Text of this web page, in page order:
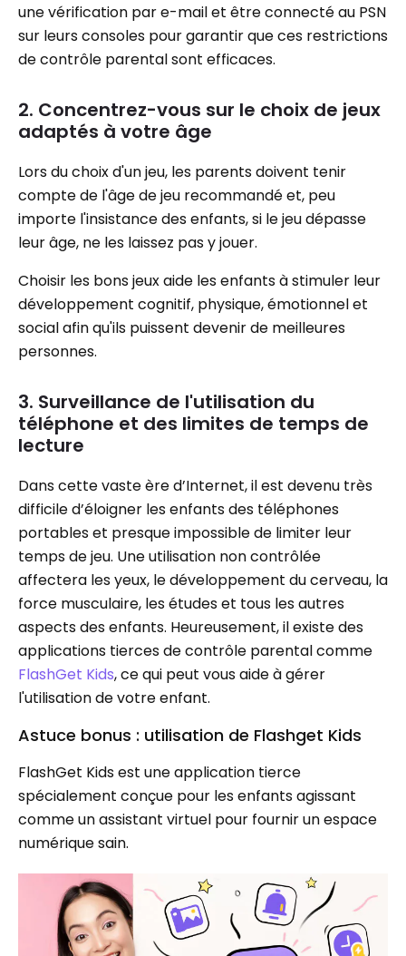
une vérification par e-mail et être connecté au PSN
sur leurs consoles pour garantir que ces restrictions
de contrôle parental sont efficaces.
2. Concentrez-vous sur le choix de jeux
adaptés à votre âge
Lors du choix d'un jeu, les parents doivent tenir
compte de l'âge de jeu recommandé et, peu
importe l'insistance des enfants, si le jeu dépasse
leur âge, ne les laissez pas y jouer.
Choisir les bons jeux aide les enfants à stimuler leur
développement cognitif, physique, émotionnel et
social afin qu'ils puissent devenir de meilleures
personnes.
3. Surveillance de l'utilisation du
téléphone et des limites de temps de
lecture
Dans cette vaste ère d’Internet, il est devenu très
difficile d’éloigner les enfants des téléphones
portables et presque impossible de limiter leur
temps de jeu. Une utilisation non contrôlée
affectera les yeux, le développement du cerveau, la
force musculaire, les études et tous les autres
aspects des enfants. Heureusement, il existe des
applications tierces de contrôle parental comme
FlashGet Kids, ce qui peut vous aide à gérer
l'utilisation de votre enfant.
Astuce bonus : utilisation de Flashget Kids
FlashGet Kids est une application tierce
spécialement conçue pour les enfants agissant
comme un assistant virtuel pour fournir un espace
numérique sain.